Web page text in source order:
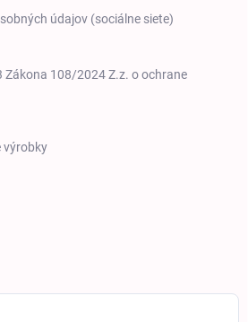
údajov (sociálne siete)
Zákona 108/2024 Z.z. o ochrane
výrobky